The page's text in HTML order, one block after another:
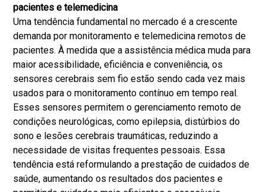
pacientes e telemedicina
Uma tendência fundamental no mercado é a crescente
demanda por monitoramento e telemedicina remotos de
pacientes. À medida que a assistência médica muda para
maior acessibilidade, eficiência e conveniência, os
sensores cerebrais sem fio estão sendo cada vez mais
usados ​​para o monitoramento contínuo em tempo real.
Esses sensores permitem o gerenciamento remoto de
condições neurológicas, como epilepsia, distúrbios do
sono e lesões cerebrais traumáticas, reduzindo a
necessidade de visitas frequentes pessoais. Essa
tendência está reformulando a prestação de cuidados de
saúde, aumentando os resultados dos pacientes e